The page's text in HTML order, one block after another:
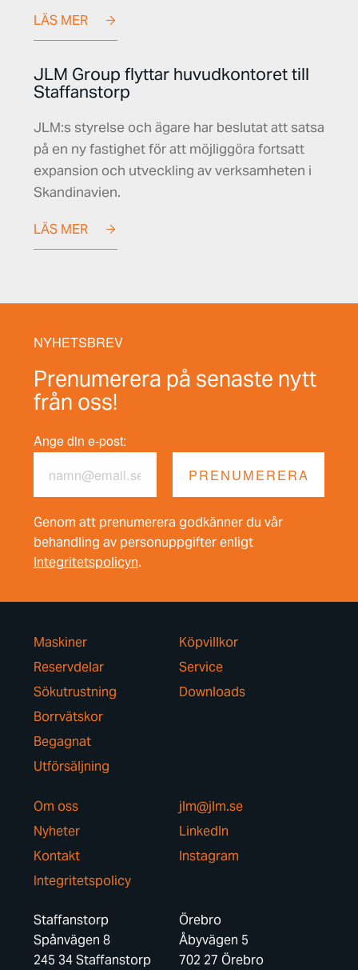
LÄS MER
JLM Group flyttar huvudkontoret till
Staffanstorp
JLM:s styrelse och ägare har beslutat att satsa
på en ny fastighet för att möjliggöra fortsatt
expansion och utveckling av verksamheten i
Skandinavien.
LÄS MER
NYHETSBREV
Prenumerera på senaste nytt
från oss!
Ange din e-post:
Genom att prenumerera godkänner du vår
behandling av personuppgifter enligt
Integritetspolicyn.
Maskiner
Reservdelar
Sökutrustning
Borrvätskor
Begagnat
Utförsäljning
Köpvillkor
Service
Downloads
Om oss
Nyheter
Kontakt
Integritetspolicy
jlm@jlm.se
LinkedIn
Instagram
Staffanstorp
Spånvägen 8
245 34 Staffanstorp
Örebro
Åbyvägen 5
702 27 Örebro